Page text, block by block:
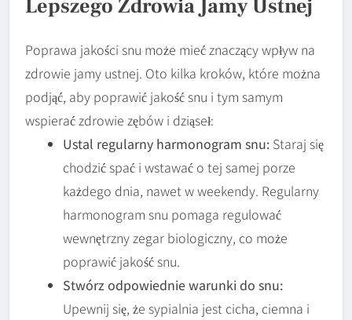
Lepszego Zdrowia Jamy Ustnej
Poprawa jakości snu może mieć znaczący wpływ na
zdrowie jamy ustnej. Oto kilka kroków, które można
podjąć, aby poprawić jakość snu i tym samym
wspierać zdrowie zębów i dziąseł:
Ustal regularny harmonogram snu: Staraj się
chodzić spać i wstawać o tej samej porze
każdego dnia, nawet w weekendy. Regularny
harmonogram snu pomaga regulować
wewnętrzny zegar biologiczny, co może
poprawić jakość snu.
Stwórz odpowiednie warunki do snu:
Upewnij się, że sypialnia jest cicha, ciemna i